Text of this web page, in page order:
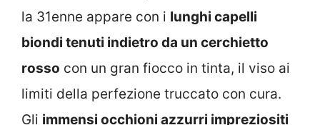
la 31enne appare con i lunghi capelli
biondi tenuti indietro da un cerchietto
rosso con un gran fiocco in tinta, il viso ai
limiti della perfezione truccato con cura.
Gli immensi occhioni azzurri impreziositi